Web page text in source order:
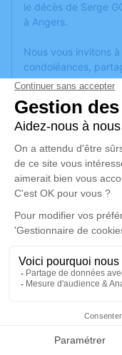
Faire-part
le décès de Serge
à Angers.
Nous vous invitons
condoléances,
anecdote ou
ou des textes. Cet
honorer la mémoire
Un service de
jeudi 03
église du lion